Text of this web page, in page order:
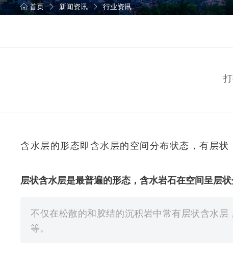
首页 新闻资讯 行业资讯
含水层的形态即含水层的空间分布状态，有层状
层状含水层是最普遍的形态，含水岩石在空间呈层
不仅在松散的和胶结的沉积岩中常有层状含水
等。